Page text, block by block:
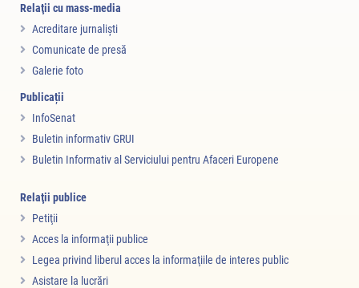
Relaţii cu mass-media
Acreditare jurnalişti
Comunicate de presă
Galerie foto
Publicații
InfoSenat
Buletin informativ GRUI
Buletin Informativ al Serviciului pentru Afaceri Europene
Relaţii publice
Petiţii
Acces la informaţii publice
Legea privind liberul acces la informaţiile de interes public
Asistare la lucrări